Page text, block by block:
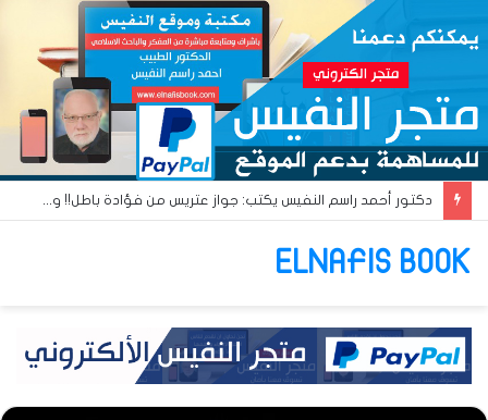
دكتور أحمد راسم النفيس يكتب: القومية العربية والبعث العربي… آن أوان البعث الإسلامي!!
ELNAFIS BOOK